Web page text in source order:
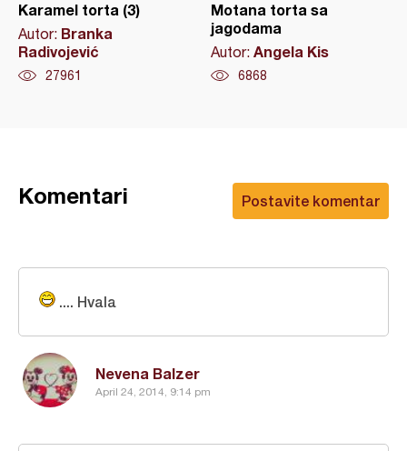
Karamel torta (3)
Autor: Branka
Radivojević
27961
Motana torta sa
jagodama
Autor: Angela Kis
6868
Postavite komentar
Komentari
Nevena Balzer
April 24, 2014, 9:14 pm
.... Hvala